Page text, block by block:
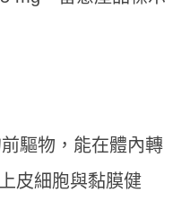
驅物，能在體內轉
皮細胞與黏膜健